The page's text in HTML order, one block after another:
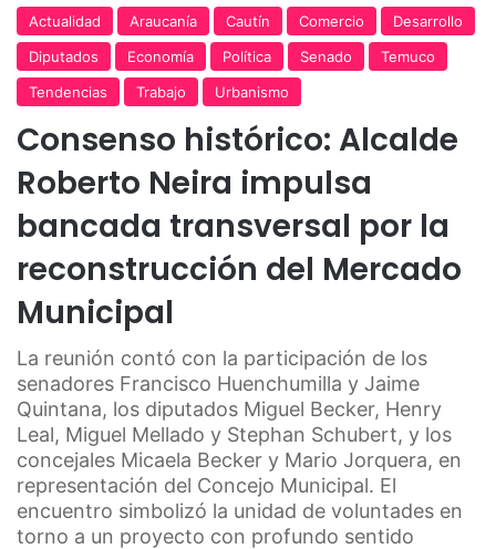
Actualidad Araucanía Cautín Comercio
Desarrollo
Diputados
Economía Política Senado
Temuco
Tendencias
Trabajo Urbanismo
Consenso histórico: Alcalde
Roberto Neira impulsa
bancada transversal por la
reconstrucción del Mercado
Municipal
La reunión contó con la participación de los
senadores Francisco Huenchumilla y Jaime
Quintana, los diputados Miguel Becker, Henry
Leal, Miguel Mellado y Stephan Schubert, y los
concejales Micaela Becker y Mario Jorquera, en
representación del Concejo Municipal. El
encuentro simbolizó la unidad de voluntades en
torno a un proyecto con profundo sentido